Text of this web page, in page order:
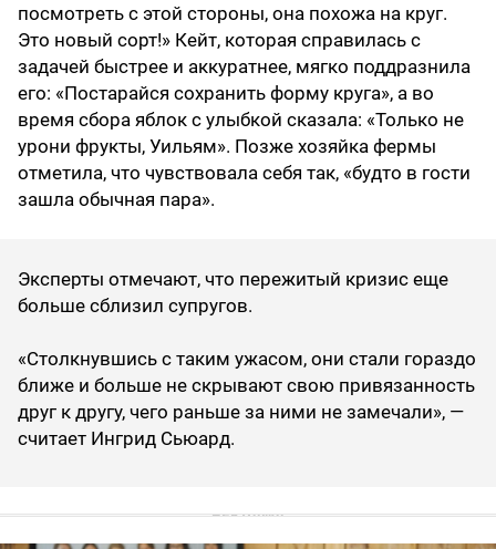
посмотреть с этой стороны, она похожа на круг.
Это новый сорт!» Кейт, которая справилась с
задачей быстрее и аккуратнее, мягко поддразнила
его: «Постарайся сохранить форму круга», а во
время сбора яблок с улыбкой сказала: «Только не
урони фрукты, Уильям». Позже хозяйка фермы
отметила, что чувствовала себя так, «будто в гости
зашла обычная пара».
Эксперты отмечают, что пережитый кризис еще
больше сблизил супругов.
«Столкнувшись с таким ужасом, они стали гораздо
ближе и больше не скрывают свою привязанность
друг к другу, чего раньше за ними не замечали», —
считает Ингрид Сьюард.